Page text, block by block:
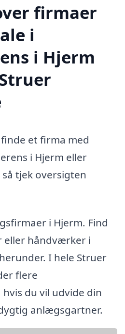
firmaer
i
i Hjerm
et firma med
i Hjerm eller
tjek oversigten
i Hjerm. Find
håndværker i
I hele Struer
flere
du vil udvide din
anlægsgartner.